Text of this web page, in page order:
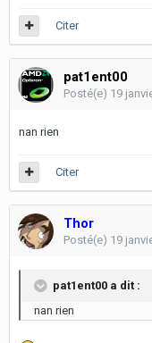
Citer
pat1ent00
Posté(e) 19
nan rien
Citer
Thor
Posté(e) 19
pat1ent00 a dit :
nan rien